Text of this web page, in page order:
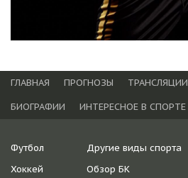
ГЛАВНАЯ ПРОГНОЗЫ ТРАНСЛЯЦИИ
БИОГРАФИИ
ИНТЕРЕСНОЕ В СПОРТЕ
Футбол
Хоккей
Другие виды спорта
Обзор БК